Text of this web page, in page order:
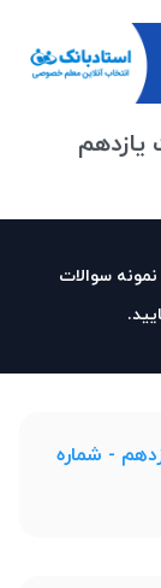
سوالات
- شماره